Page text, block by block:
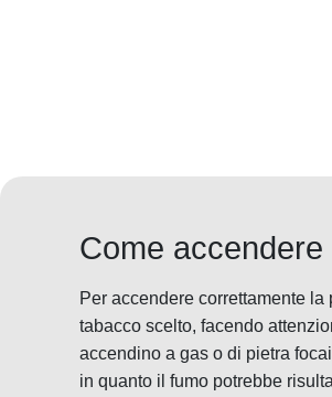
Come
Per accendere correttamente
tabacco scelto, facendo
accendino a gas o di pietra
in quanto il fumo potrebbe